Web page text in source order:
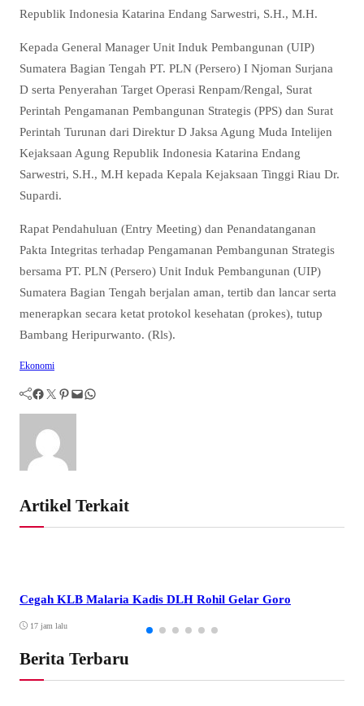
Republik Indonesia Katarina Endang Sarwestri, S.H., M.H.
Kepada General Manager Unit Induk Pembangunan (UIP)
Sumatera Bagian Tengah PT. PLN (Persero) I Njoman Surjana
D serta Penyerahan Target Operasi Renpam/Rengal, Surat
Perintah Pengamanan Pembangunan Strategis (PPS) dan Surat
Perintah Turunan dari Direktur D Jaksa Agung Muda Intelijen
Kejaksaan Agung Republik Indonesia Katarina Endang
Sarwestri, S.H., M.H kepada Kepala Kejaksaan Tinggi Riau Dr.
Supardi.
Rapat Pendahuluan (Entry Meeting) dan Penandatanganan
Pakta Integritas terhadap Pengamanan Pembangunan Strategis
bersama PT. PLN (Persero) Unit Induk Pembangunan (UIP)
Sumatera Bagian Tengah berjalan aman, tertib dan lancar serta
menerapkan secara ketat protokol kesehatan (prokes), tutup
Bambang Heripurwanto. (Rls).
Ekonomi
Facebook Twitter Pinterest Mail WhatsApp
Artikel Terkait
Cegah KLB Malaria Kadis DLH Rohil Gelar Goro
17 jam lalu
Berita Terbaru